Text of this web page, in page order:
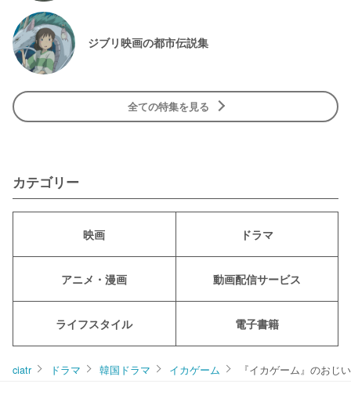
ジブリ映画の都市伝説集
全ての特集を見る
カテゴリー
映画 ドラマ
アニメ・漫画 動画配信サービス
ライフスタイル 電子書籍
ciatr ドラマ 韓国ドラマ イカゲーム 『イカゲーム』のおじ